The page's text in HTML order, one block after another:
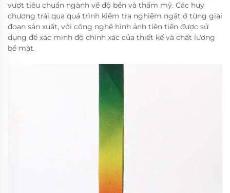
vượt tiêu chuẩn ngành về độ bền và thẩm mỹ. Các huy
chương trải qua quá trình kiểm tra nghiêm ngặt ở từng giai
đoạn sản xuất, với công nghệ hình ảnh tiên tiến được sử
dụng để xác minh độ chính xác của thiết kế và chất lượng
bề mặt.